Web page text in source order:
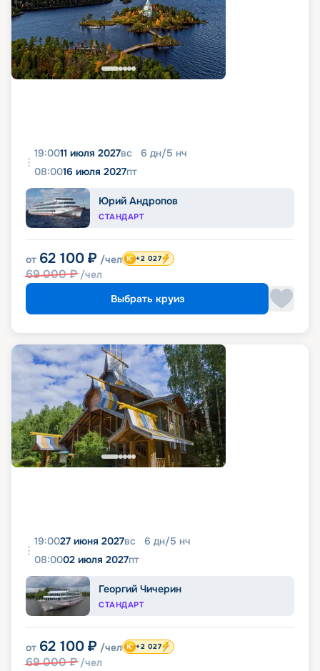
19:0011 июля 2027вс 6 дн/5 нч
08:0016 июля 2027пт
Юрий Андропов
СТАНДАРТ
от 62 100 ₽ /чел
69 000₽ /чел
+2 027
Выбрать круиз
19:0027 июня 2027вс 6 дн/5 нч
08:0002 июля 2027пт
Георгий Чичерин
СТАНДАРТ
от 62 100 ₽ /чел
69 000₽ /чел
+2 027